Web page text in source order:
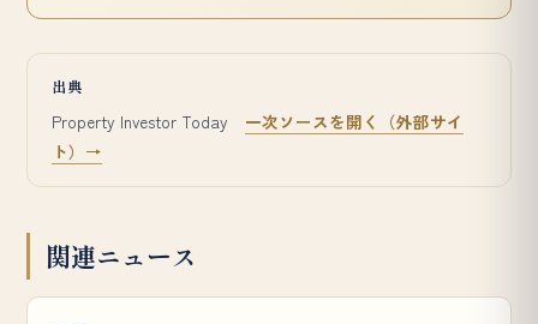
出典
Property Investor Today 一次ソースを開く（外部サイ
ト）→
関連ニュース